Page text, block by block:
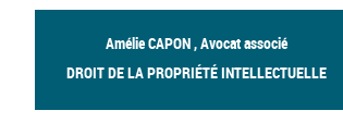
Amélie CAPON , Avocat associé
DROIT DE LA PROPRIÉTÉ INTELLECTUELLE